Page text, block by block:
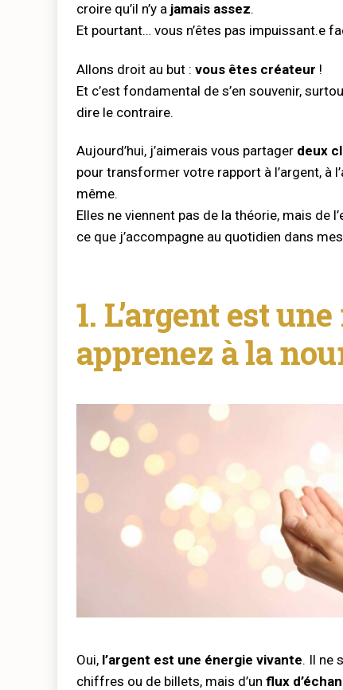
croire qu’il n’y a jamais assez.
Et pourtant… vous n’êtes pas impuissant.e
Allons droit au but : vous êtes créateur !
Et c’est fondamental de s’en souvenir,
dire le contraire.
Aujourd’hui, j’aimerais vous partager deux
pour transformer votre rapport à l’argent, à
même.
Elles ne viennent pas de la théorie, mais de
ce que j’accompagne au quotidien dans
1. L’argent est
apprenez à la
Oui, l’argent est une énergie vivante. Il ne
chiffres ou de billets, mais d’un flux